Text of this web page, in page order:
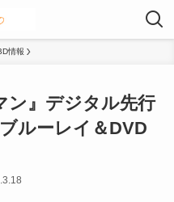
情報
ン』デジタル先行
ルーレイ＆DVD